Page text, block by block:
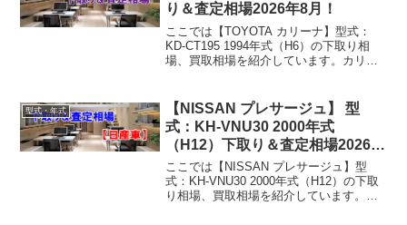
り＆査定相場2026年8月！
ここでは【TOYOTA カリーナ】型式：
KD-CT195 1994年式（H6）の下取り相
場、買取相場を紹介しています。カリー
～2万円買取り相場：マイナス...
型式・年式
【NISSAN プレサージュ】 型
式：KH-VNU30 2000年式
（H12）下取り＆査定相場2026年
8月！
ここでは【NISSAN プレサージュ】型
式：KH-VNU30 2000年式（H12）の下取
り相場、買取相場を紹介しています。プ